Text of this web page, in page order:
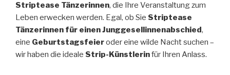
Striptease Tänzerinnen, die Ihre Veranstaltung zum
Leben erwecken werden. Egal, ob Sie Striptease
Tänzerinnen für einen Junggesellinnenabschied,
eine Geburtstagsfeieroder eine wilde Nacht suchen –
wir haben die ideale Strip-Künstlerinfür Ihren Anlass.